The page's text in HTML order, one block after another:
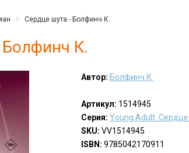
Сердце шута - Болфинч К.
К.
Автор: Болфинч К.
Артикул: 1514945
Серия: Young Adult.
SKU: VV1514945
ISBN: 9785042170911